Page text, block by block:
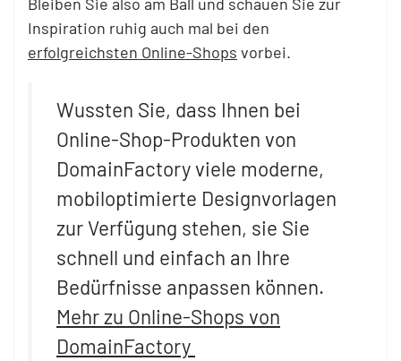
Inspiration ruhig auch mal bei den
erfolgreichsten Online-Shops vorbei.
Wussten Sie, dass Ihnen bei
Online-Shop-Produkten von
DomainFactory viele moderne,
mobiloptimierte Designvorlagen
zur Verfügung stehen, sie Sie
schnell und einfach an Ihre
Bedürfnisse anpassen können.
Mehr zu Online-Shops von
DomainFactory